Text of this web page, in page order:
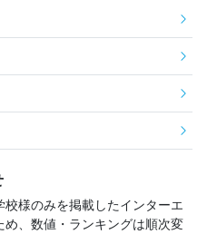
様のみを掲載したインターエ
、数値・ランキングは順次変